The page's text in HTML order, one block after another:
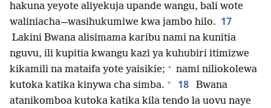
hakuna yeyote aliyekuja upande wangu, bali wote
waliniacha—wasihukumiwe kwa jambo hilo. 17
Lakini Bwana alisimama karibu nami na kunitia
nguvu, ili kupitia kwangu kazi ya kuhubiri itimizwe
kikamili na mataifa yote yaisikie; + nami niliokolewa
kutoka katika kinywa cha simba. + 18
Bwana
atanikomboa kutoka katika kila tendo la uovu naye